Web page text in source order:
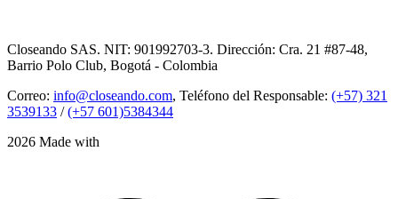
Closeando SAS. NIT: 901992703-3. Dirección: Cra. 21 #87-48,
Barrio Polo Club, Bogotá - Colombia
Correo: info@closeando.com, Teléfono del Responsable: (+57) 321
3539133 /(+57 601)5384344
2026 Made with